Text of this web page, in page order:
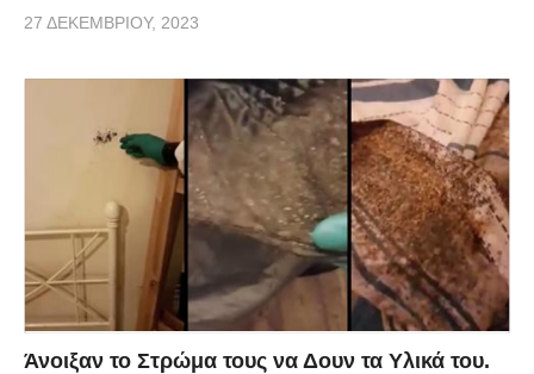
27 ΔΕΚΕΜΒΡΊΟΥ, 2023
Άνοιξαν το Στρώμα τους να Δουν τα Υλικά του.